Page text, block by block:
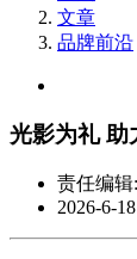
文章
品牌前沿
光影为礼 助
责任编辑
2026-6-